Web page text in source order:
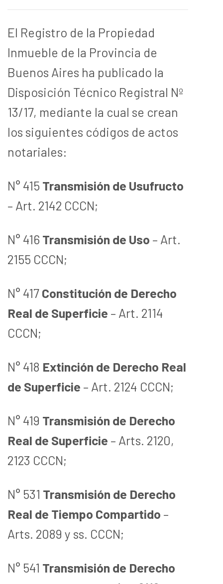
El Registro de la Propiedad
Inmueble de la Provincia de
Buenos Aires ha publicado la
Disposición Técnico Registral Nº
13/17, mediante la cual se crean
los siguientes códigos de actos
notariales:
N° 415 Transmisión de Usufructo
– Art. 2142 CCCN;
N° 416 Transmisión de Uso – Art.
2155 CCCN;
N° 417 Constitución de Derecho
Real de Superficie – Art. 2114
CCCN;
N° 418 Extinción de Derecho Real
de Superficie – Art. 2124 CCCN;
N° 419 Transmisión de Derecho
Real de Superficie – Arts. 2120,
2123 CCCN;
N° 531 Transmisión de Derecho
Real de Tiempo Compartido –
Arts. 2089 y ss. CCCN;
N° 541 Transmisión de Derecho